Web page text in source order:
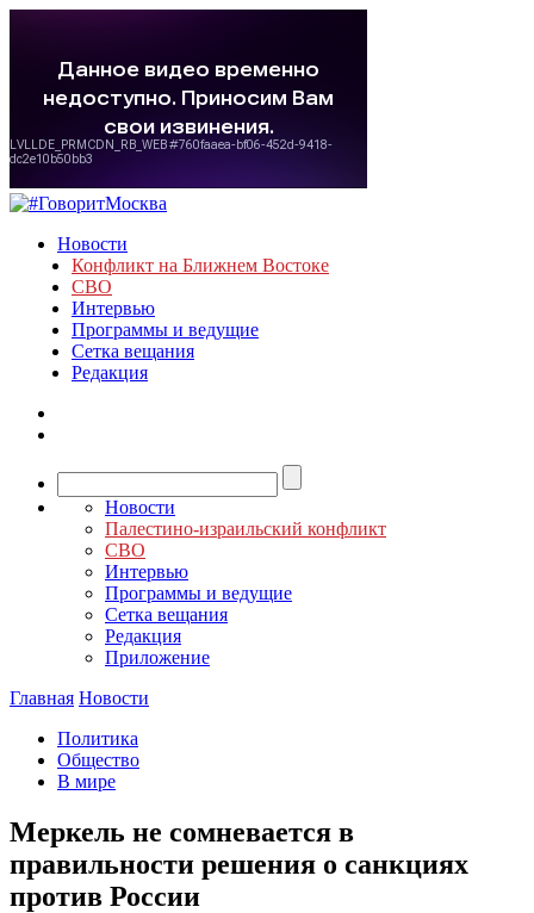
Новости
Конфликт на Ближнем Востоке
СВО
Интервью
Программы и ведущие
Сетка вещания
Редакция
Новости
Палестино-израильский конфликт
СВО
Интервью
Программы и ведущие
Сетка вещания
Редакция
Приложение
Главная Новости
Политика
Общество
В мире
Меркель не сомневается в
правильности решения о санкциях
против России